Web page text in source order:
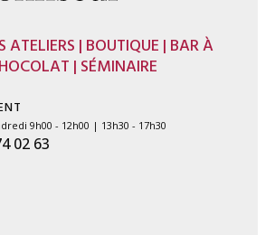
ATELIERS | BOUTIQUE | BAR À
| SÉMINAIRE
9h00 - 12h00 | 13h30 - 17h30
02 63